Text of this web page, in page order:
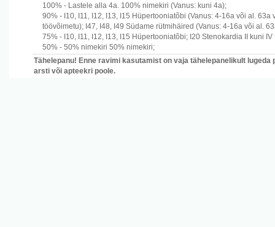
100% - Lastele alla 4a. 100% nimekiri (Vanus: kuni 4a);
90% - I10, I11, I12, I13, I15 Hüpertooniatõbi (Vanus: 4-16a või al. 63a
töövõimetu); I47, I48, I49 Südame rütmihäired (Vanus: 4-16a või al.
75% - I10, I11, I12, I13, I15 Hüpertooniatõbi; I20 Stenokardia II kuni
50% - 50% nimekiri 50% nimekiri;
Tähelepanu! Enne ravimi kasutamist on vaja tähelepanelikult
arsti või apteekri poole.